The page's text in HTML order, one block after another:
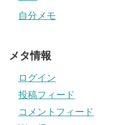
自分メモ
メタ情報
ログイン
投稿フィード
コメントフィード